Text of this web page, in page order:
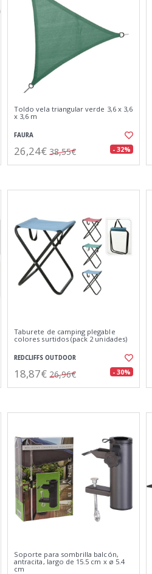
Toldo vela triangular verde 3,6 x 3,6
x 3,6 m
FAURA
26,24€ 38,55€ - 32%
Taburete de camping plegable
colores surtidos (pack 2 unidades)
REDCLIFFS OUTDOOR
18,87€ 26,96€ - 30%
Soporte para sombrilla balcón,
antracita, largo de 15.5 cm x ø 5.4
cm